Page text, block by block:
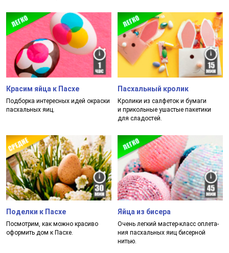
Красим яйца к Пасхе
Под­бор­ка ин­те­рес­ных идей ок­рас­ки
пас­халь­ных яиц.
Пасхальный кролик
Кро­ли­ки из сал­фе­ток и бу­ма­ги
и при­коль­ные ушас­тые па­ке­ти­ки
для сла­дос­тей.
Поделки к Пасхе
Пос­мот­рим, как мож­но кра­си­во
офор­мить дом к Пас­хе.
Яйца из бисера
Очень лег­кий мас­тер-класс оп­ле­та­
ния пас­халь­ных яиц би­сер­ной
нитью.